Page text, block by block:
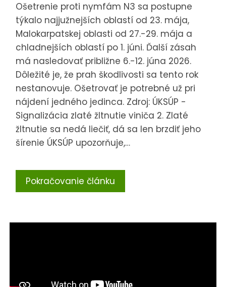
Ošetrenie proti nymfám N3 sa postupne
týkalo najjužnejších oblastí od 23. mája,
Malokarpatskej oblasti od 27.-29. mája a
chladnejších oblastí po 1. júni. Ďalší zásah
má nasledovať približne 6.-12. júna 2026.
Dôležité je, že prah škodlivosti sa tento rok
nestanovuje. Ošetrovať je potrebné už pri
nájdení jedného jedinca. Zdroj: ÚKSÚP -
Signalizácia zlaté žltnutie viniča 2. Zlaté
žltnutie sa nedá liečiť, dá sa len brzdiť jeho
šírenie ÚKSÚP upozorňuje,…
Pokračovanie článku